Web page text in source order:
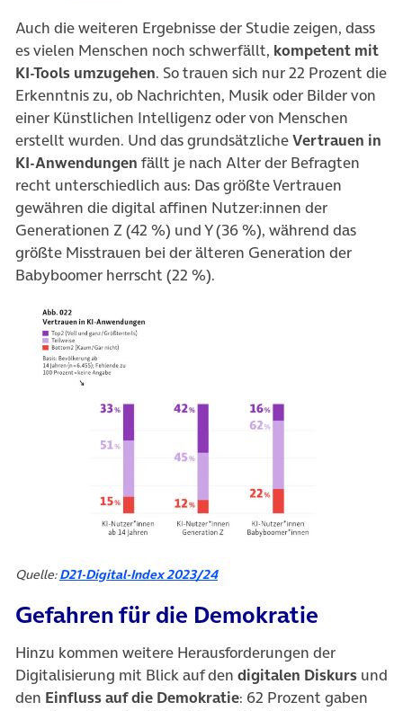
Auch die weiteren Ergebnisse der Studie zeigen, dass
es vielen Menschen noch schwerfällt, kompetent mit
KI-Tools umzugehen. So trauen sich nur 22 Prozent die
Erkenntnis zu, ob Nachrichten, Musik oder Bilder von
einer Künstlichen Intelligenz oder von Menschen
erstellt wurden. Und das grundsätzlicheVertrauen in
KI-Anwendungen fällt je nach Alter der Befragten
recht unterschiedlich aus: Das größte Vertrauen
gewähren die digital affinen Nutzer:innen der
Generationen Z (42 %) und Y (36 %), während das
größte Misstrauen bei der älteren Generation der
Babyboomer herrscht (22 %).
(öffnet in neuem Tab)
Quelle:D21-Digital-Index 2023/24
Gefahren für die Demokratie
Hinzu kommen weitere Herausforderungen der
Digitalisierung mit Blick auf den digitalen Diskurs und
den Einfluss auf die Demokratie: 62 Prozent gaben